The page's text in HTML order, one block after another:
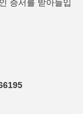
증서를 받아들입